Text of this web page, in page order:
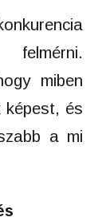
miben
képest, és
a mi